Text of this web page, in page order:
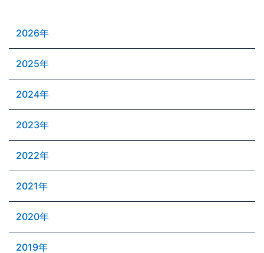
2026年
2025年
2024年
2023年
2022年
2021年
2020年
2019年